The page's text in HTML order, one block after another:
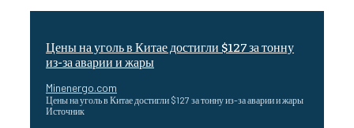
Цены на уголь в Китае достигли $127 за тонну
из-за аварии и жары
Minenergo.com
Цены на уголь в Китае достигли $127 за тонну из-за аварии и жары
Источник